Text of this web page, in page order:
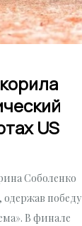
US
Соболенко
победу
В финале